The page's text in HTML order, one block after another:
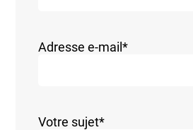
Adresse e-mail*
Votre sujet*